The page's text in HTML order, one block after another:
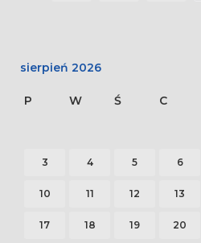
wpisach
sierpień 2026
P W Ś C
3 4 5 6
10 11 12 13
17 18 19 20